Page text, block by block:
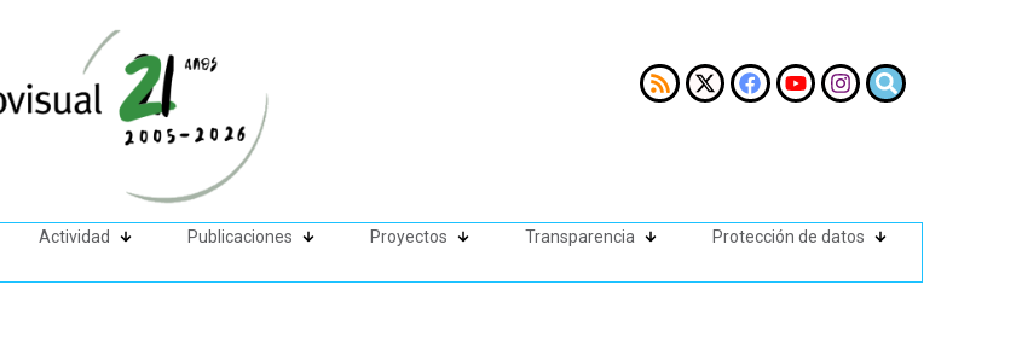
Actividad Publicaciones Proyectos Transparencia Protección de datos